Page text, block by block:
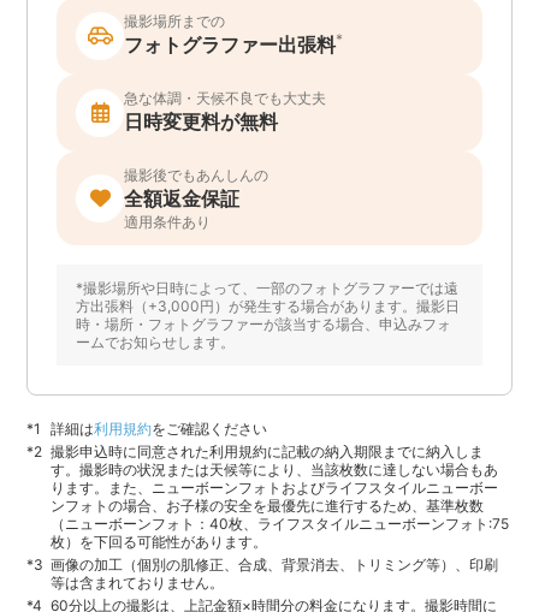
撮影場所までの
フォトグラファー出張料*
急な体調・天候不良でも大丈夫
日時変更料が無料
撮影後でもあんしんの
全額返金保証
適用条件あり
*撮影場所や日時によって、一部のフォトグラファーでは遠
方出張料（+3,000円）が発生する場合があります。撮影日
時・場所・フォトグラファーが該当する場合、申込みフォ
ームでお知らせします。
詳細は利用規約をご確認ください
撮影申込時に同意された利用規約に記載の納入期限までに納入しま
す。撮影時の状況または天候等により、当該枚数に達しない場合もあ
ります。また、ニューボーンフォトおよびライフスタイルニューボー
ンフォトの場合、お子様の安全を最優先に進行するため、基準枚数
（ニューボーンフォト：40枚、ライフスタイルニューボーンフォト:75
枚）を下回る可能性があります。
画像の加工（個別の肌修正、合成、背景消去、トリミング等）、印刷
等は含まれておりません。
60分以上の撮影は、上記金額×時間分の料金になります。撮影時間に